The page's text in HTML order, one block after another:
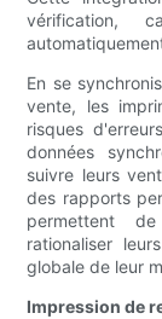
vérification,
En se
vente, les
risques
données
suivre leurs
des rapports
permettent
rationaliser
globale de leur
Impression de